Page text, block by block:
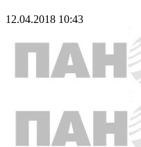
12.04.2018 10:43